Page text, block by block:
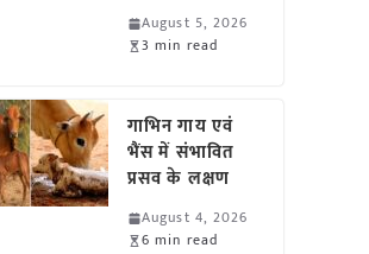
August 5, 2026
3 min read
गाभिन गाय एवं
भैंस में संभावित
प्रसव के लक्षण
August 4, 2026
6 min read